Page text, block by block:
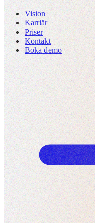
Vision
Karriär
Priser
Kontakt
Boka demo